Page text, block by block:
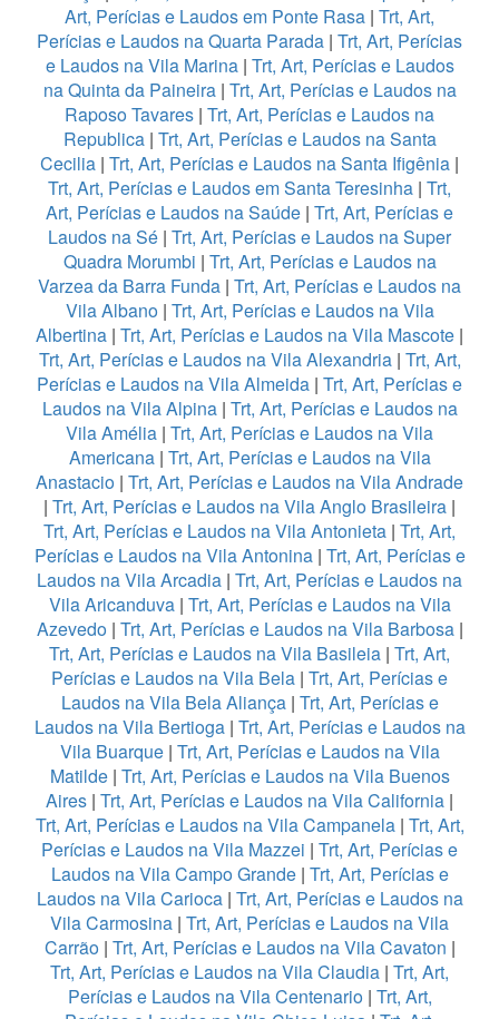
Art, Perícias e Laudos em Ponte Rasa | Trt, Art,
Perícias e Laudos na Quarta Parada | Trt, Art, Perícias
e Laudos na Vila Marina| Trt, Art, Perícias e Laudos
na Quinta da Paineira| Trt, Art, Perícias e Laudos na
Raposo Tavares | Trt, Art, Perícias e Laudos na
Republica| Trt, Art, Perícias e Laudos na Santa
Cecilia | Trt, Art, Perícias e Laudos na Santa Ifigênia |
Trt, Art, Perícias e Laudos em Santa Teresinha | Trt,
Art, Perícias e Laudos na Saúde | Trt, Art, Perícias e
Laudos na Sé | Trt, Art, Perícias e Laudos na Super
Quadra Morumbi | Trt, Art, Perícias e Laudos na
Varzea da Barra Funda | Trt, Art, Perícias e Laudos na
Vila Albano| Trt, Art, Perícias e Laudos na Vila
Albertina | Trt, Art, Perícias e Laudos na Vila Mascote |
Trt, Art, Perícias e Laudos na Vila Alexandria| Trt, Art,
Perícias e Laudos na Vila Almeida | Trt, Art, Perícias e
Laudos na Vila Alpina | Trt, Art, Perícias e Laudos na
Vila Amélia | Trt, Art, Perícias e Laudos na Vila
Americana| Trt, Art, Perícias e Laudos na Vila
Anastacio | Trt, Art, Perícias e Laudos na Vila Andrade
| Trt, Art, Perícias e Laudos na Vila Anglo Brasileira |
Trt, Art, Perícias e Laudos na Vila Antonieta | Trt, Art,
Perícias e Laudos na Vila Antonina| Trt, Art, Perícias e
Laudos na Vila Arcadia | Trt, Art, Perícias e Laudos na
Vila Aricanduva| Trt, Art, Perícias e Laudos na Vila
Azevedo| Trt, Art, Perícias e Laudos na Vila Barbosa|
Trt, Art, Perícias e Laudos na Vila Basileia | Trt, Art,
Perícias e Laudos na Vila Bela | Trt, Art, Perícias e
Laudos na Vila Bela Aliança| Trt, Art, Perícias e
Laudos na Vila Bertioga| Trt, Art, Perícias e Laudos na
Vila Buarque| Trt, Art, Perícias e Laudos na Vila
Matilde| Trt, Art, Perícias e Laudos na Vila Buenos
Aires | Trt, Art, Perícias e Laudos na Vila California |
Trt, Art, Perícias e Laudos na Vila Campanela| Trt, Art,
Perícias e Laudos na Vila Mazzei | Trt, Art, Perícias e
Laudos na Vila Campo Grande| Trt, Art, Perícias e
Laudos na Vila Carioca| Trt, Art, Perícias e Laudos na
Vila Carmosina | Trt, Art, Perícias e Laudos na Vila
Carrão| Trt, Art, Perícias e Laudos na Vila Cavaton |
Trt, Art, Perícias e Laudos na Vila Claudia | Trt, Art,
Perícias e Laudos na Vila Centenario| Trt, Art,